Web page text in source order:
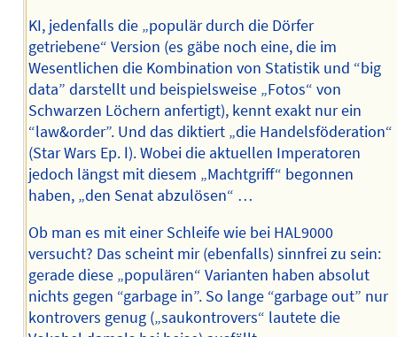
KI, jedenfalls die „populär durch die Dörfer
getriebene“ Version (es gäbe noch eine, die im
Wesentlichen die Kombination von Statistik und “big
data” darstellt und beispielsweise „Fotos“ von
Schwarzen Löchern anfertigt), kennt exakt nur ein
“law&order”. Und das diktiert „die Handelsföderation“
(Star Wars Ep. Ⅰ). Wobei die aktuellen Imperatoren
jedoch längst mit diesem „Machtgriff“ begonnen
haben, „den Senat abzulösen“ …
Ob man es mit einer Schleife wie bei HAL9000
versucht? Das scheint mir (ebenfalls) sinnfrei zu sein:
gerade diese „populären“ Varianten haben absolut
nichts gegen “garbage in”. So lange “garbage out” nur
kontrovers genug („saukontrovers“ lautete die